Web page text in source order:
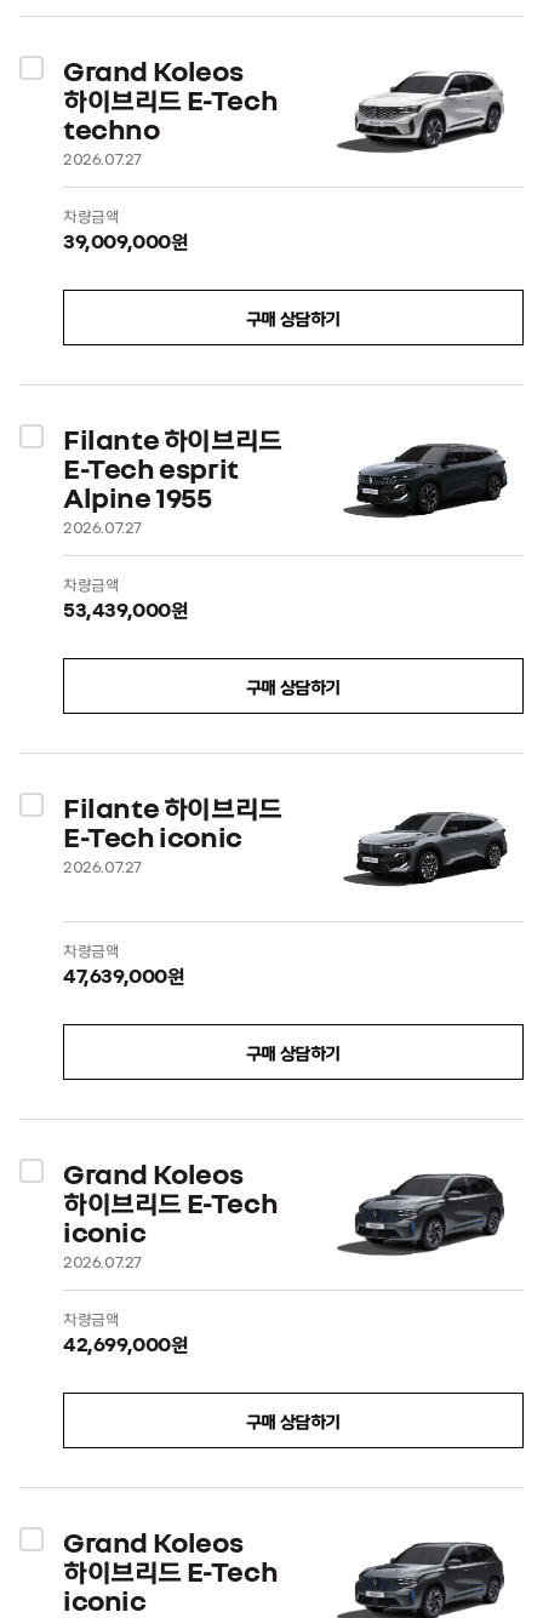
Grand Koleos
하이브리드 E-Tech
techno
2026.07.27
차량금액
39,009,000원
구매 상담하기
Filante 하이브리드
E-Tech esprit
Alpine 1955
2026.07.27
차량금액
53,439,000원
구매 상담하기
Filante 하이브리드
E-Tech iconic
2026.07.27
차량금액
47,639,000원
구매 상담하기
Grand Koleos
하이브리드 E-Tech
iconic
2026.07.27
차량금액
42,699,000원
구매 상담하기
Grand Koleos
하이브리드 E-Tech
iconic